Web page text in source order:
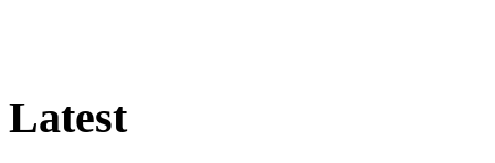
Latest